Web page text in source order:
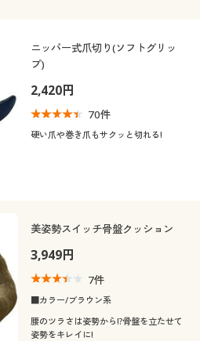
ニッパー式爪切り(ソフトグリッ
プ)
2,420円
70件
硬い爪や巻き爪もサクッと切れる!
美姿勢スイッチ骨盤クッション
3,949円
7件
■カラー/ブラウン系
腰のツラさは姿勢から!?骨盤を立たせて
姿勢をキレイに!